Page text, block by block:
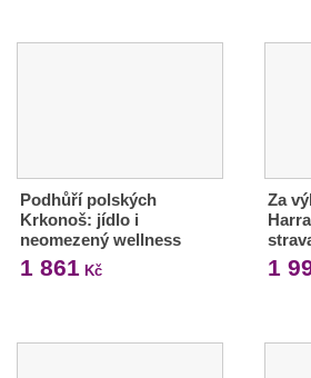
Podhůří polských
Krkonoš: jídlo i
neomezený wellness
1 861 Kč
Za
1